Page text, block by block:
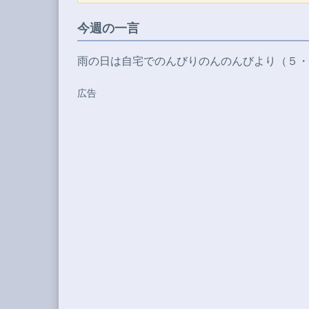
今週の一言
雨の日は自宅でのんびりのんのんびより（５
広告